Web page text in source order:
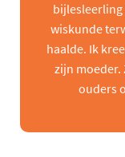
bijlesleerling
wiskunde
haalde. Ik
zijn moeder.
ouders